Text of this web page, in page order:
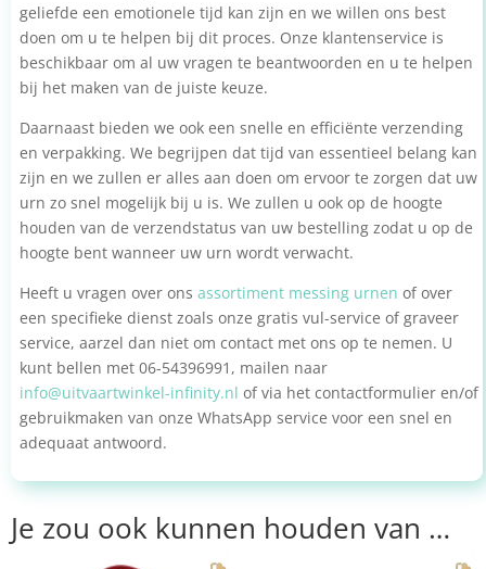
geliefde een emotionele tijd kan zijn en we willen ons best
doen om u te helpen bij dit proces. Onze klantenservice is
beschikbaar om al uw vragen te beantwoorden en u te helpen
bij het maken van de juiste keuze.
Daarnaast bieden we ook een snelle en efficiënte verzending
en verpakking. We begrijpen dat tijd van essentieel belang kan
zijn en we zullen er alles aan doen om ervoor te zorgen dat uw
urn zo snel mogelijk bij u is. We zullen u ook op de hoogte
houden van de verzendstatus van uw bestelling zodat u op de
hoogte bent wanneer uw urn wordt verwacht.
Heeft u vragen over ons assortiment messing urnen of over
een specifieke dienst zoals onze gratis vul-service of graveer
service, aarzel dan niet om contact met ons op te nemen. U
kunt bellen met 06-54396991, mailen naar
info@uitvaartwinkel-infinity.nl of via het contactformulier en/of
gebruikmaken van onze WhatsApp service voor een snel en
adequaat antwoord.
Je zou ook kunnen houden van …